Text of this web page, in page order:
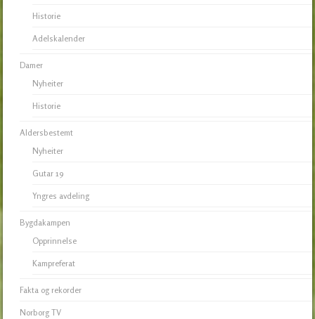
Historie
Adelskalender
Damer
Nyheiter
Historie
Aldersbestemt
Nyheiter
Gutar 19
Yngres avdeling
Bygdakampen
Opprinnelse
Kampreferat
Fakta og rekorder
Norborg TV